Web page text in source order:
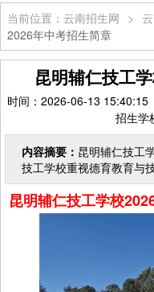
当前位置：云南招生网 >
2026年中考招生简章
昆明辅仁技工
时间：2026-06-13
招生
内容摘要： 昆明辅仁技工
技工学校重视德育教育与
实践操作能力的培养。忠
昆明辅仁技工学校